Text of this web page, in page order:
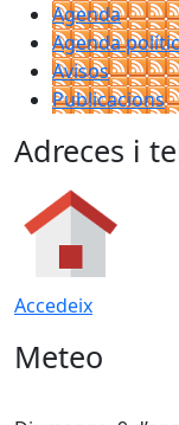
Agenda
Agenda
Avisos
Publicacions
Adreces i
Accedeix
Meteo